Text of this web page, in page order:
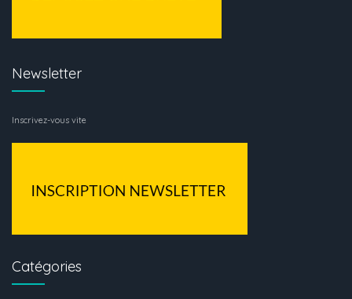
Newsletter
Inscrivez-vous vite
Catégories